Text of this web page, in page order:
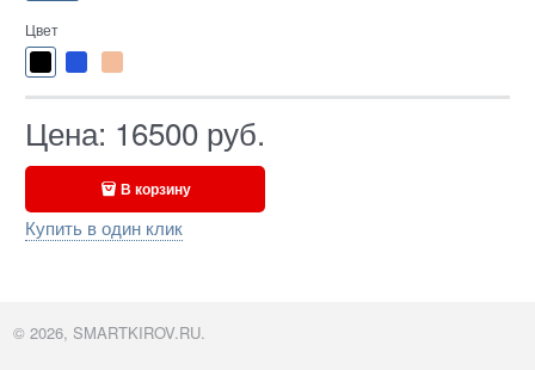
Цвет
Цена: 16500 руб.
В корзину
Купить в один клик
© 2026, SMARTKIROV.RU.